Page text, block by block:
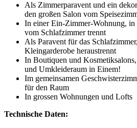
Als Zimmerparavent und ein
den großen Salon vom
In einer Ein-Zimmer-Wohnung, in
vom Schlafzimmer trennt
Als Paravent für das
Kleingarderobe heraustrennt
In Boutiquen und
und Umkleideraum in Einem!
Im gemeinsamen
für den Raum
In grossen Wohnungen und Lofts
Technische Daten: